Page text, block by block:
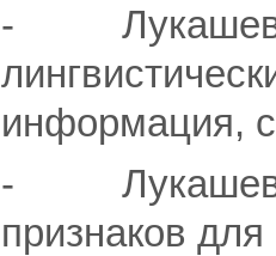
- Лукашевич
информация,
- Лукашевич
признаков